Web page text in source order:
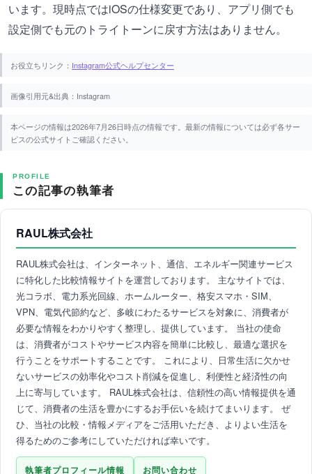
います。現時点ではiOSの仕様変更であり、アプリ側でも
設定側でも元のトライトーンに戻す方法はありません。
お役立ちリンク： Instagram公式ヘルプセンター
画像引用元&出典：Instagram
本ページの情報は2026年7月26日時点の情報です。最新の情報については必ず各サー
ビスの公式サイトご確認ください。
PROFILE
この記事の執筆者
RAUL株式会社
RAUL株式会社は、インターネット、通信、エネルギー関連サービス
に特化した比較情報サイトを運営しております。 主なサイトでは、
光コラボ、電力系光回線、ホームルーター、格安スマホ・SIM、
VPN、電気代節約など、多岐にわたるサービスを対象に、消費者が
必要な情報をわかりやすく整理し、提供しています。 当社の使命
は、消費者がコストやサービス内容を簡単に比較し、最適な選択を
行うことをサポートすることです。 これにより、日常生活に欠かせ
ないサービスの効率化やコスト削減を促進し、利便性と経済性の向
上に寄与しています。 RAUL株式会社は、信頼性の高い情報提供を通
じて、消費者の生活を豊かにするお手伝いを続けてまいります。 ぜ
ひ、当社の比較・情報メディアをご活用いただき、よりよい生活を
得るためのご参考にしていただければ幸いです。
執筆者プロフィール情報 お問い合わせ